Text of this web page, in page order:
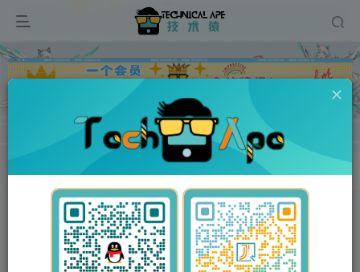
广告
网站源码 商城/淘客 正文
2024最新口红机程序源码 微擎公众号版本
此内容为付费资源，请付费后查看
Y币10 Y币35
【VIP】普通会员 Y币5 【SVIP】至尊会员